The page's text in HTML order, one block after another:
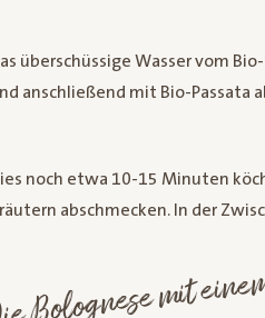
überschüssige Wasser vom
anschließend mit Bio-Passata
noch etwa 10-15 Minuten
abschmecken. ​In der